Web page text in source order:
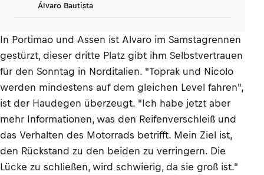
Álvaro Bautista
In Portimao und Assen ist Alvaro im Samstagrennen
gestürzt, dieser dritte Platz gibt ihm Selbstvertrauen
für den Sonntag in Norditalien. "Toprak und Nicolo
werden mindestens auf dem gleichen Level fahren",
ist der Haudegen überzeugt. "Ich habe jetzt aber
mehr Informationen, was den Reifenverschleiß und
das Verhalten des Motorrads betrifft. Mein Ziel ist,
den Rückstand zu den beiden zu verringern. Die
Lücke zu schließen, wird schwierig, da sie groß ist."